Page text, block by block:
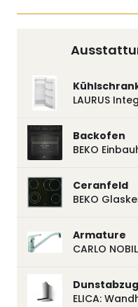
Backofen
Ceranfeld
Armature